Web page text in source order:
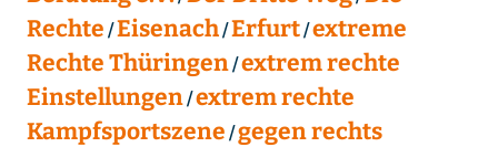
Rechte Eisenach Erfurt extreme
Rechte Thüringen extrem rechte
Einstellungen extrem rechte
Kampfsportszene gegen rechts